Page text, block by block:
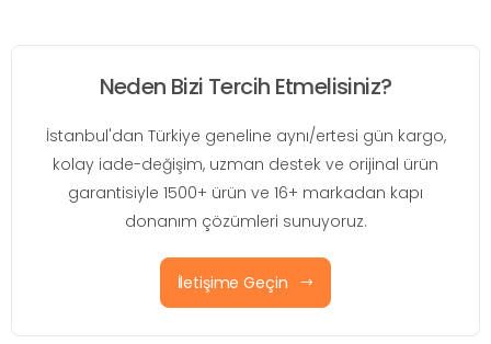
Neden Bizi Tercih Etmelisiniz?
İstanbul'dan Türkiye geneline aynı/ertesi gün kargo,
kolay iade-değişim, uzman destek ve orijinal ürün
garantisiyle 1500+ ürün ve 16+ markadan kapı
donanım çözümleri sunuyoruz.
İletişime Geçin